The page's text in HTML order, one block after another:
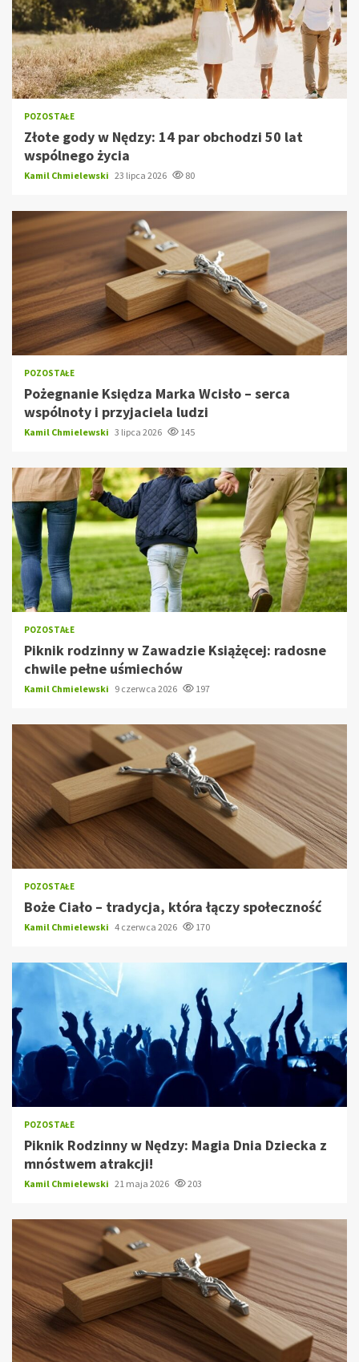
POZOSTAŁE
Złote gody w Nędzy: 14 par obchodzi 50 lat
wspólnego życia
Kamil Chmielewski 23 lipca 2026 80
POZOSTAŁE
Pożegnanie Księdza Marka Wcisło – serca
wspólnoty i przyjaciela ludzi
Kamil Chmielewski 3 lipca 2026 145
POZOSTAŁE
Piknik rodzinny w Zawadzie Książęcej: radosne
chwile pełne uśmiechów
Kamil Chmielewski 9 czerwca 2026 197
POZOSTAŁE
Boże Ciało – tradycja, która łączy społeczność
Kamil Chmielewski 4 czerwca 2026 170
POZOSTAŁE
Piknik Rodzinny w Nędzy: Magia Dnia Dziecka z
mnóstwem atrakcji!
Kamil Chmielewski 21 maja 2026 203